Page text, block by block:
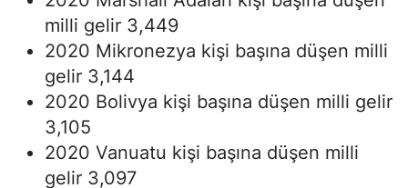
milli gelir 3,449
2020 Mikronezya kişi başına düşen milli
gelir 3,144
2020 Bolivya kişi başına düşen milli gelir
3,105
2020 Vanuatu kişi başına düşen milli
gelir 3,097